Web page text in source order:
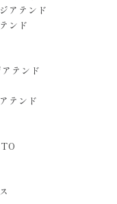
アテンド
ンド
テンド
テンド